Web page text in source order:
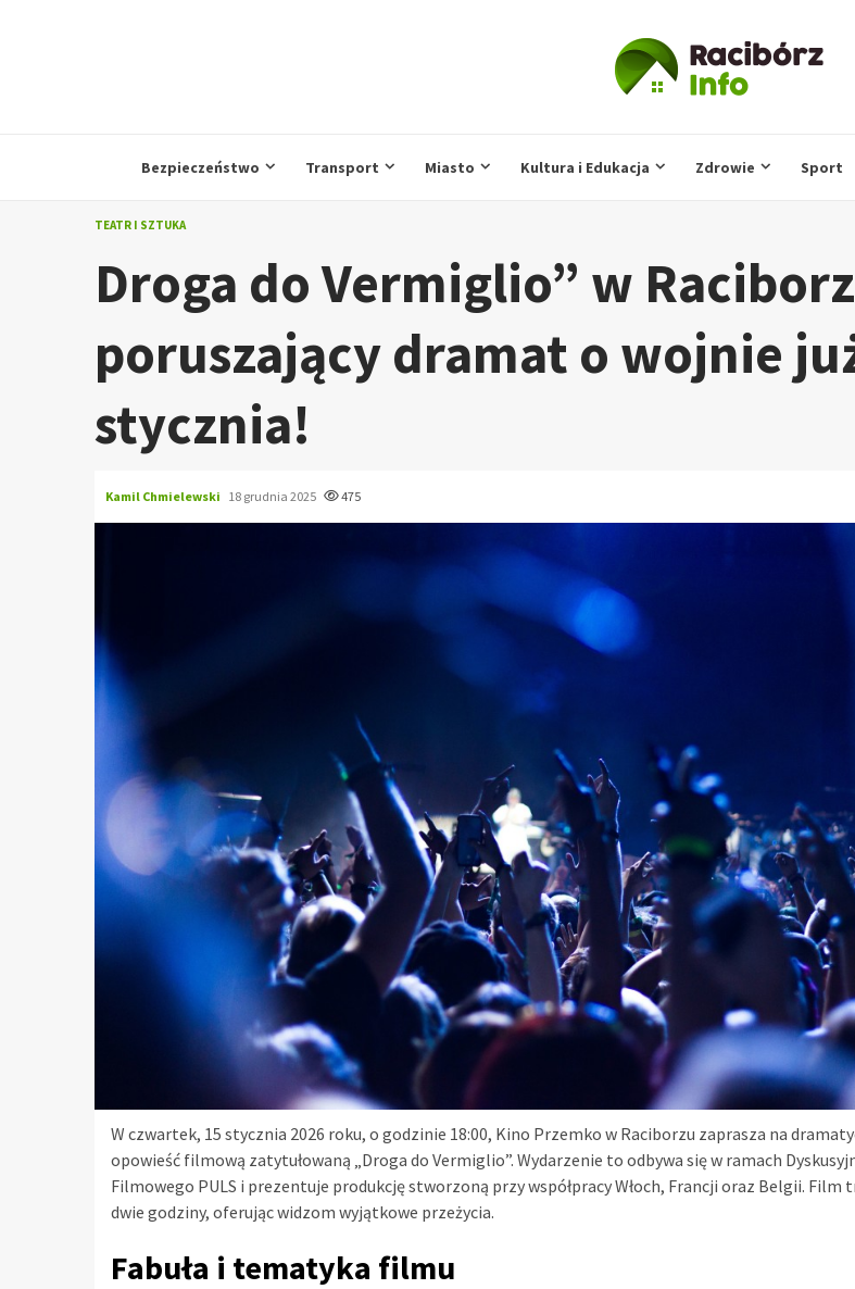
Bezpieczeństwo Transport Miasto Kultura i Edukacja Zdrowie Sport
TEATR I SZTUKA
Droga do Vermiglio” w
poruszający dramat o wojnie
stycznia!
Kamil Chmielewski 18 grudnia 2025 475
W czwartek, 15 stycznia 2026 roku, o godzinie 18:00, Kino Przemko w Raciborzu zaprasza na
opowieść filmową zatytułowaną „Droga do Vermiglio”. Wydarzenie to odbywa się w ramach
Filmowego PULS i prezentuje produkcję stworzoną przy współpracy Włoch, Francji oraz Belgii. Film
dwie godziny, oferując widzom wyjątkowe przeżycia.
Fabuła i tematyka filmu